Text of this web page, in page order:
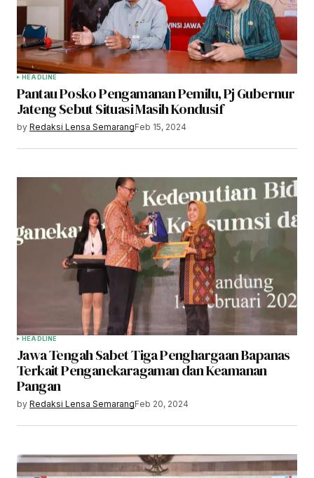
HEADLINE
Pantau Posko Pengamanan Pemilu, Pj Gubernur
Jateng Sebut Situasi Masih Kondusif
by Redaksi Lensa SemarangFeb 15, 2024
HEADLINE
Jawa Tengah Sabet Tiga Penghargaan Bapanas
Terkait Penganekaragaman dan Keamanan
Pangan
by Redaksi Lensa SemarangFeb 20, 2024